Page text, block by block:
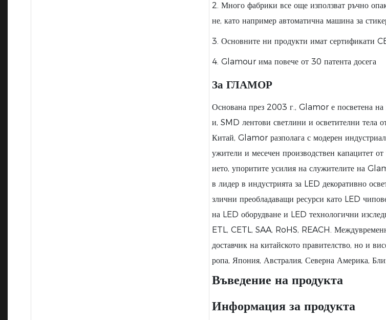
2. Много фабрики все още използват ръчно
не, като например автоматична машина за
3. Основните ни продукти имат сертификати
4. Glamour има повече от 30 патента досега
За ГЛАМОР
Основана през 2003 г., Glamor е посветена на
и, SMD лентови светлини и осветителни тела
Китай, Glamor разполага с модерен
ужители и месечен производствен капацитет
ието, упоритите усилия на служителите на
в лидер в индустрията за LED декоративно
злични преобладаващи ресурси като LED
на LED оборудване и LED технологични
ETL, CETL, SAA, RoHS, REACH.
доставчик на китайското правителство, но и
ропа, Япония, Австралия, Северна Америка,
Въведение на продукта
Информация за продукта